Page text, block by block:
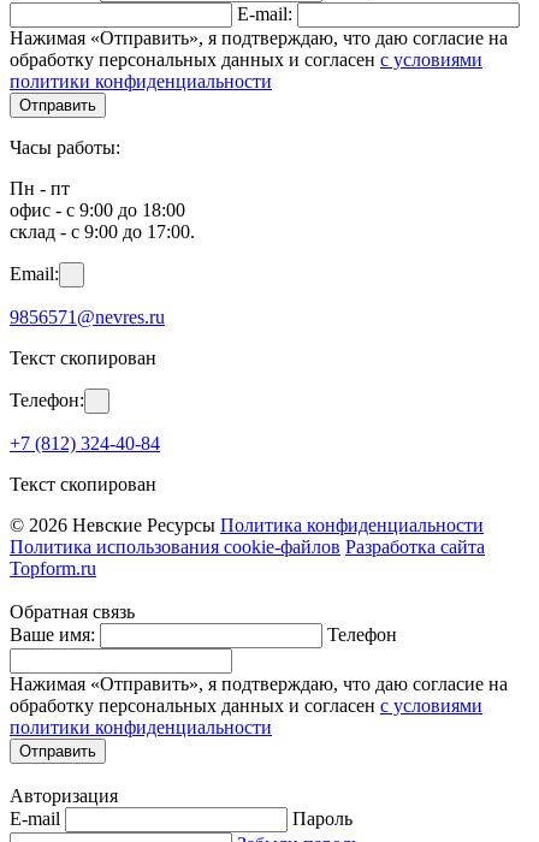
E-mail:
Нажимая «Отправить», я подтверждаю, что даю согласие на
обработку персональных данных и согласен с условиями
политики конфиденциальности
Отправить
Часы работы:
Пн - пт
офис - с 9:00 до 18:00
склад - с 9:00 до 17:00.
Email:
9856571@nevres.ru
Текст скопирован
Телефон:
+7 (812) 324-40-84
Текст скопирован
© 2026 Невские Ресурсы Политика конфиденциальности
Политика использования cookie-файлов Разработка сайта
Topform.ru
Обратная связь
Ваше имя:
Телефон
Нажимая «Отправить», я подтверждаю, что даю согласие на
обработку персональных данных и согласен с условиями
политики конфиденциальности
Отправить
Авторизация
E-mail
Пароль